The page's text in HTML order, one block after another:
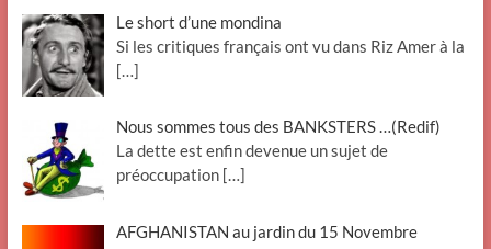
Le short d’une mondina
Si les critiques français ont vu dans Riz Amer à la
[…]
Nous sommes tous des BANKSTERS …(Redif)
La dette est enfin devenue un sujet de
préoccupation […]
AFGHANISTAN au jardin du 15 Novembre